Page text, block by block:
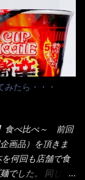
流石にファミレ
いらーくグルー
か？を見るだけ
す。 肉は通常チ
ミンチではな
クでは、卵は固
これは日本風
スパイスガール
末をよく掛け辛
？ 確かに販売価
天ぷらそばは98円
が違うか・・・
（相手に含まれ
(小麦粉(国内製
とろろ芋、卵白)、
(砂糖、食塩、し
、ねぎ、香味油
シウム、カラメ
酸化防止剤(ビタ
ビタミンB2、ビ
にえび・小麦・
たら・・・
食べ比べ～ 前回
画品）を頂きま
何回も店舗で食
でした。 同じ日